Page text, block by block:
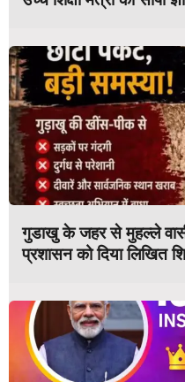
गुडाखु के जहर से मुहल्ले
प्रशासन को दिया लिखित